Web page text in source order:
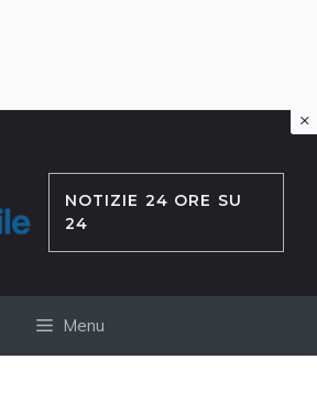
NOTIZIE 24 ORE SU
24
Menu
×